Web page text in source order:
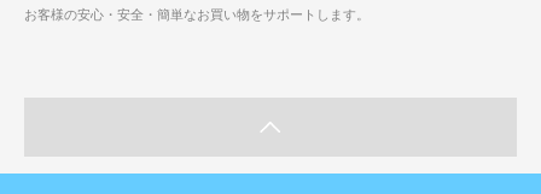
お客様の安心・安全・簡単なお買い物をサポートします。